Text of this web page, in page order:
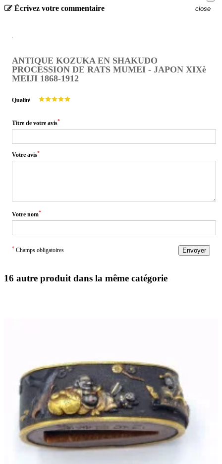
Écrivez votre commentaire close
ANTIQUE KOZUKA EN SHAKUDO
PROCESSION DE RATS MUMEI - JAPON XIXè
MEIJI 1868-1912
Qualité
Titre de votre avis*
Votre avis*
Votre nom*
* Champs obligatoires Envoyer
16 autre produit dans la même catégorie